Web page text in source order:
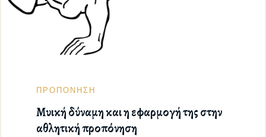
ΠΡΟΠΟΝΗΣΗ
Μυική δύναμη και η εφαρμογή της στην
αθλητική προπόνηση